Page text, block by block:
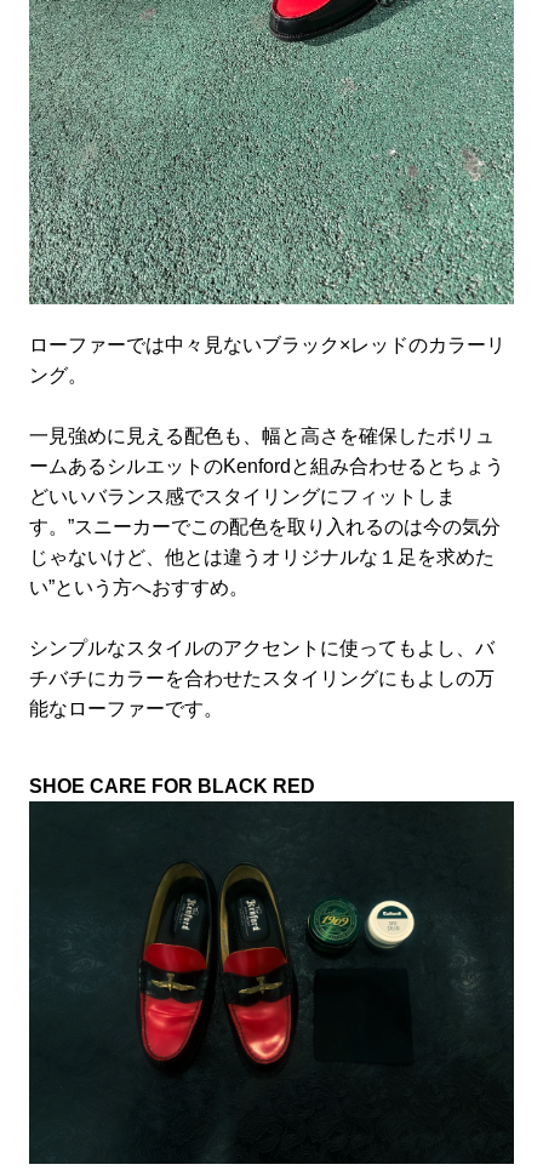
ローファーでは中々見ないブラック×レッドのカラーリ
ング。
一見強めに見える配色も、幅と高さを確保したボリュ
ームあるシルエットのKenfordと組み合わせるとちょう
どいいバランス感でスタイリングにフィットしま
す。”スニーカーでこの配色を取り入れるのは今の気分
じゃないけど、他とは違うオリジナルな１足を求めた
い”という方へおすすめ。
シンプルなスタイルのアクセントに使ってもよし、バ
チバチにカラーを合わせたスタイリングにもよしの万
能なローファーです。
SHOE CARE FOR BLACK RED